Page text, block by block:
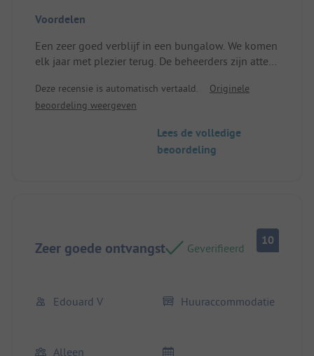
Voordelen
Een zeer goed verblijf in een bungalow. We komen
elk jaar met plezier terug. De beheerders zijn attent
Locatie/Huuraccommodatie: Zeer comfortabel.
Deze recensie is automatisch vertaald.
Originele
beoordeling weergeven
Lees de volledige
beoordeling
Zeer goede ontvangst Geverifieerd
10
Edouard V Huuraccommodatie
Alleen